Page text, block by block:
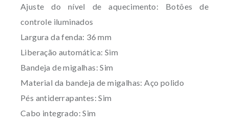
Ajuste do nível de aquecimento: Botões de
controle iluminados
Largura da fenda: 36 mm
Liberação automática: Sim
Bandeja de migalhas: Sim
Material da bandeja de migalhas: Aço polido
Pés antiderrapantes: Sim
Cabo integrado: Sim